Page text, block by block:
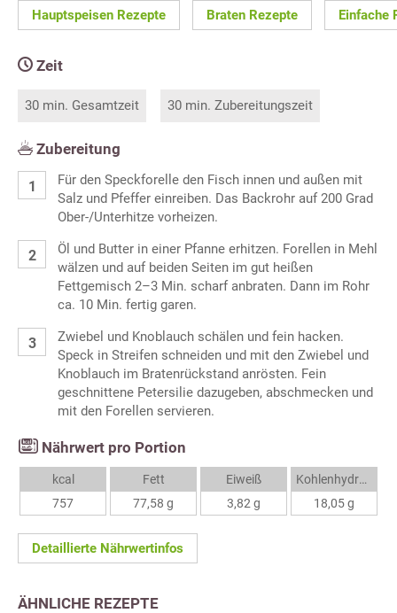
Hauptspeisen Rezepte Braten Rezepte Einfache
Zeit
30 min. Gesamtzeit 30 min. Zubereitungszeit
Zubereitung
Für den Speckforelle den Fisch innen und außen mit
Salz und Pfeffer einreiben. Das Backrohr auf 200 Grad
Ober-/Unterhitze vorheizen.
Öl und Butter in einer Pfanne erhitzen. Forellen in Mehl
wälzen und auf beiden Seiten im gut heißen
Fettgemisch 2–3 Min. scharf anbraten. Dann im Rohr
ca. 10 Min. fertig garen.
Zwiebel und Knoblauch schälen und fein hacken.
Speck in Streifen schneiden und mit den Zwiebel und
Knoblauch im Bratenrückstand anrösten. Fein
geschnittene Petersilie dazugeben, abschmecken und
mit den Forellen servieren.
Nährwert pro Portion
kcal
757
Fett
77,58 g
Eiweiß
3,82 g
Kohlenhydrate
18,05 g
Detaillierte Nährwertinfos
ÄHNLICHE REZEPTE